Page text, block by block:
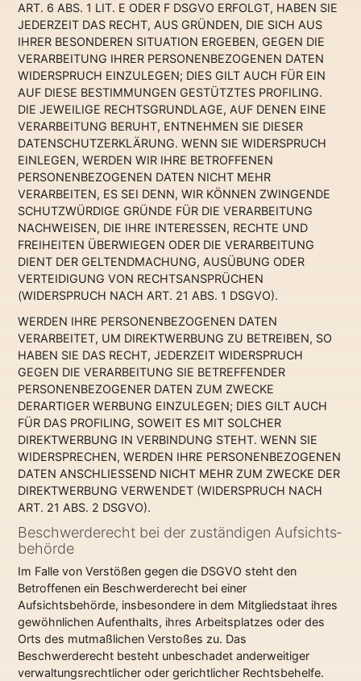
ART. 6 ABS. 1 LIT. E ODER F DSGVO ERFOLGT, HABEN SIE
JEDERZEIT DAS RECHT, AUS GRÜNDEN, DIE SICH AUS
IHRER BESONDEREN SITUATION ERGEBEN, GEGEN DIE
VERARBEITUNG IHRER PERSONENBEZOGENEN DATEN
WIDERSPRUCH EINZULEGEN; DIES GILT AUCH FÜR EIN
AUF DIESE BESTIMMUNGEN GESTÜTZTES PROFILING.
DIE JEWEILIGE RECHTSGRUNDLAGE, AUF DENEN EINE
VERARBEITUNG BERUHT, ENTNEHMEN SIE DIESER
DATENSCHUTZERKLÄRUNG. WENN SIE WIDERSPRUCH
EINLEGEN, WERDEN WIR IHRE BETROFFENEN
PERSONENBEZOGENEN DATEN NICHT MEHR
VERARBEITEN, ES SEI DENN, WIR KÖNNEN ZWINGENDE
SCHUTZWÜRDIGE GRÜNDE FÜR DIE VERARBEITUNG
NACHWEISEN, DIE IHRE INTERESSEN, RECHTE UND
FREIHEITEN ÜBERWIEGEN ODER DIE VERARBEITUNG
DIENT DER GELTENDMACHUNG, AUSÜBUNG ODER
VERTEIDIGUNG VON RECHTSANSPRÜCHEN
(WIDERSPRUCH NACH ART. 21 ABS. 1 DSGVO).
WERDEN IHRE PERSONENBEZOGENEN DATEN
VERARBEITET, UM DIREKTWERBUNG ZU BETREIBEN, SO
HABEN SIE DAS RECHT, JEDERZEIT WIDERSPRUCH
GEGEN DIE VERARBEITUNG SIE BETREFFENDER
PERSONENBEZOGENER DATEN ZUM ZWECKE
DERARTIGER WERBUNG EINZULEGEN; DIES GILT AUCH
FÜR DAS PROFILING, SOWEIT ES MIT SOLCHER
DIREKTWERBUNG IN VERBINDUNG STEHT. WENN SIE
WIDERSPRECHEN, WERDEN IHRE PERSONENBEZOGENEN
DATEN ANSCHLIESSEND NICHT MEHR ZUM ZWECKE DER
DIREKTWERBUNG VERWENDET (WIDERSPRUCH NACH
ART. 21 ABS. 2 DSGVO).
Beschwerde­recht bei der zuständigen Aufsichts­
behörde
Im Falle von Verstößen gegen die DSGVO steht den
Betroffenen ein Beschwerderecht bei einer
Aufsichtsbehörde, insbesondere in dem Mitgliedstaat ihres
gewöhnlichen Aufenthalts, ihres Arbeitsplatzes oder des
Orts des mutmaßlichen Verstoßes zu. Das
Beschwerderecht besteht unbeschadet anderweitiger
verwaltungsrechtlicher oder gerichtlicher Rechtsbehelfe.